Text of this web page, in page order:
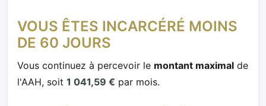
VOUS ÊTES INCARCÉRÉ MOINS
DE 60 JOURS
Vous continuez à percevoir le montant maximal de
l'AAH, soit 1 041,59 € par mois.